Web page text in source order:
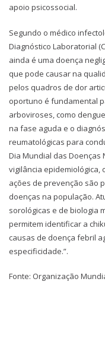
apoio psicossocial.
Segundo o médico
Diagnóstico Laboratorial
ainda é uma doença
que pode causar na
pelos quadros de dor
oportuno é fundamental
arboviroses, como
na fase aguda e o
reumatológicas para
Dia Mundial das Doenças
vigilância epidemiológica,
ações de prevenção são
doenças na população.
sorológicas e de biologia
permitem identificar a
causas de doença febril
especificidade.”.
Fonte: Organização